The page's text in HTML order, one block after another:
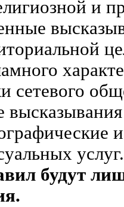
и
сетевого
услуг.
будут